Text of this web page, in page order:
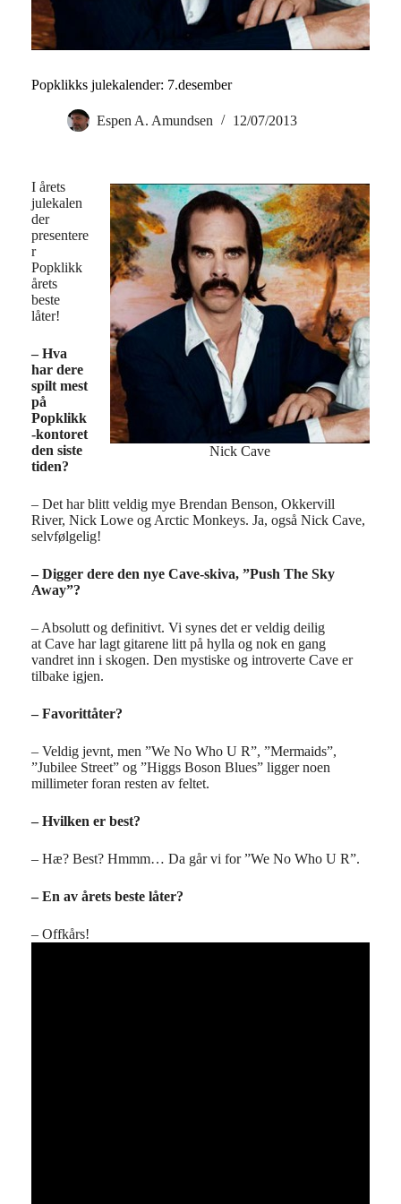
Popklikks julekalender: 7.desember
Espen A. Amundsen 12/07/2013
Nick Cave
I årets
julekalen
der
presentere
r
Popklikk
årets
beste
låter!
– Hva
har dere
spilt mest
på
Popklikk
-kontoret
den siste
tiden?
– Det har blitt veldig mye Brendan Benson, Okkervill
River, Nick Lowe og Arctic Monkeys. Ja, også Nick Cave,
selvfølgelig!
– Digger dere den nye Cave-skiva, ”Push The Sky
Away”?
– Absolutt og definitivt. Vi synes det er veldig deilig
at Cave har lagt gitarene litt på hylla og nok en gang
vandret inn i skogen. Den mystiske og introverte Cave er
tilbake igjen.
– Favorittåter?
– Veldig jevnt, men ”We No Who U R”, ”Mermaids”,
”Jubilee Street” og ”Higgs Boson Blues” ligger noen
millimeter foran resten av feltet.
– Hvilken er best?
– Hæ? Best? Hmmm… Da går vi for ”We No Who U R”.
– En av årets beste låter?
– Offkårs!